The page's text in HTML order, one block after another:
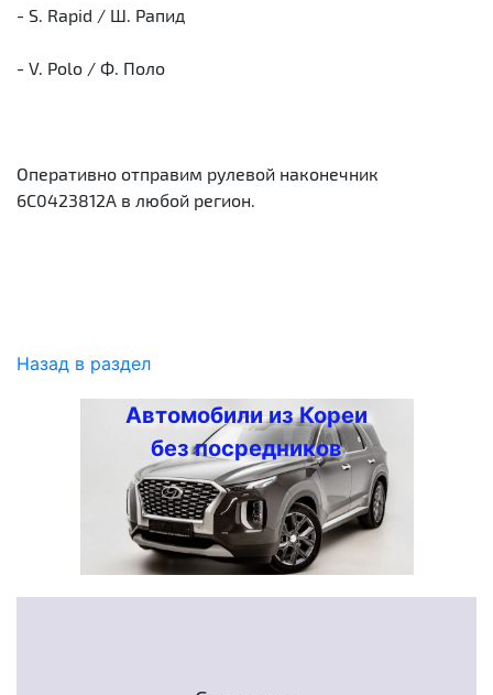
- S. Rapid / Ш. Рапид
- V. Polo / Ф. Поло
Оперативно отправим рулевой наконечник
6С0423812А в любой регион.
Назад в раздел
Автомобили из Кореи
без посредников